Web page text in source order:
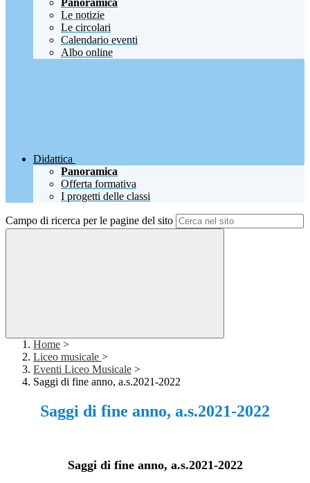
Panoramica
Le notizie
Le circolari
Calendario eventi
Albo online
Didattica
Panoramica
Offerta formativa
I progetti delle classi
Campo di ricerca per le pagine del sito
Home >
Liceo musicale >
Eventi Liceo Musicale >
Saggi di fine anno, a.s.2021-2022
Saggi di fine anno, a.s.2021-2022
Saggi di fine anno, a.s.2021-2022